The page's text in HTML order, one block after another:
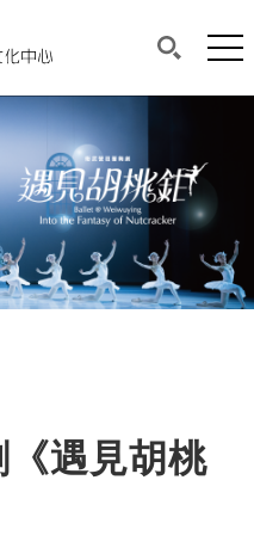
心
網站主要連結。
中心
搜尋(開
網
內容區。
遇見胡桃